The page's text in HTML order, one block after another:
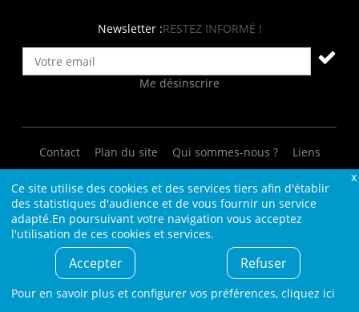
Ce site utilise des cookies et des services tiers afin d'établir
des statistiques d'audience et de vous fournir un service
adapté.En poursuivant votre navigation vous acceptez
l'utilisation de ces cookies et services.
Accepter Refuser
Pour en savoir plus et configurer vos préférences, cliquez ici
Newsletter :RESTEZ INFORMÉ !
Me désinscrire
Contact Plan du site Qui sommes-nous ?
Liens
Cookies et confidentialité
Informations légales
© L4M - 2004-2026 -Tous droits réservés